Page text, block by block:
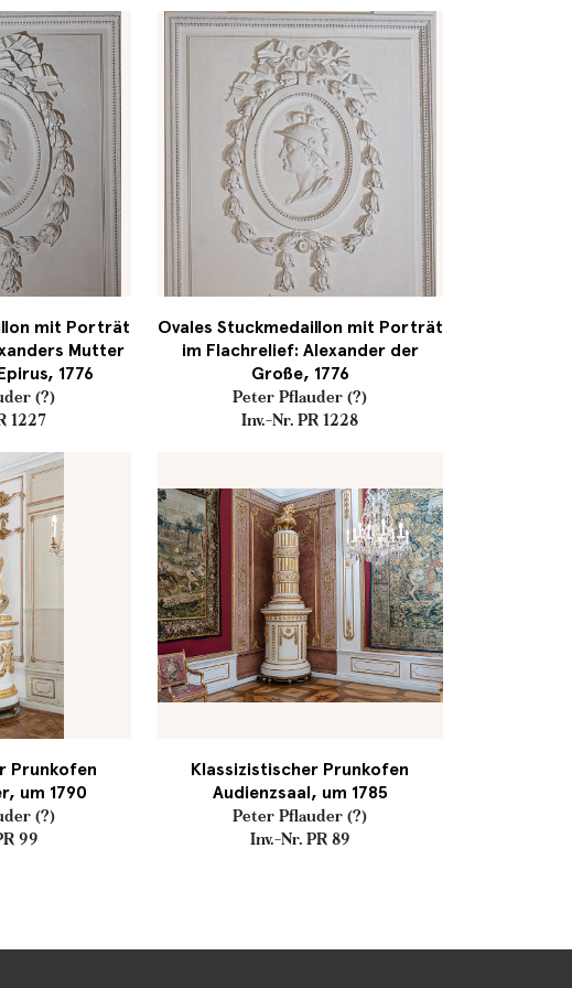
mit Porträt
Mutter
1776
(?)
1227
Ovales Stuckmedaillon mit Porträt
im Flachrelief: Alexander der
Große, 1776
Peter Pflauder (?)
Inv.-Nr. PR 1228
Prunkofen
um 1790
(?)
99
Klassizistischer Prunkofen
Audienzsaal, um 1785
Peter Pflauder (?)
Inv.-Nr. PR 89